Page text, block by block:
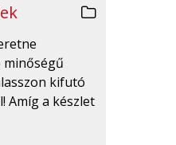
minőségű
kifutó
Amíg a készlet